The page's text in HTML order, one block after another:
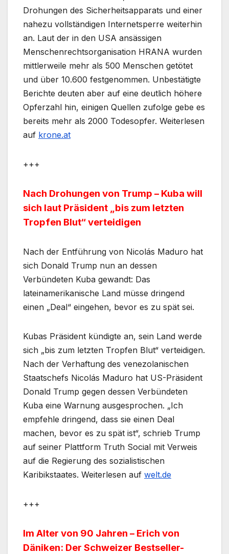
Drohungen des Sicherheitsapparats und einer
nahezu vollständigen Internetsperre weiterhin
an. Laut der in den USA ansässigen
Menschenrechtsorganisation HRANA wurden
mittlerweile mehr als 500 Menschen getötet
und über 10.600 festgenommen. Unbestätigte
Berichte deuten aber auf eine deutlich höhere
Opferzahl hin, einigen Quellen zufolge gebe es
bereits mehr als 2000 Todesopfer. Weiterlesen
auf krone.at
+++
Nach Drohungen von Trump – Kuba will
sich laut Präsident „bis zum letzten
Tropfen Blut“ verteidigen
Nach der Entführung von Nicolás Maduro hat
sich Donald Trump nun an dessen
Verbündeten Kuba gewandt: Das
lateinamerikanische Land müsse dringend
einen „Deal“ eingehen, bevor es zu spät sei.
Kubas Präsident kündigte an, sein Land werde
sich „bis zum letzten Tropfen Blut“ verteidigen.
Nach der Verhaftung des venezolanischen
Staatschefs Nicolás Maduro hat US-Präsident
Donald Trump gegen dessen Verbündeten
Kuba eine Warnung ausgesprochen. „Ich
empfehle dringend, dass sie einen Deal
machen, bevor es zu spät ist“, schrieb Trump
auf seiner Plattform Truth Social mit Verweis
auf die Regierung des sozialistischen
Karibikstaates. Weiterlesen auf welt.de
+++
Im Alter von 90 Jahren – Erich von
Däniken: Der Schweizer Bestseller-